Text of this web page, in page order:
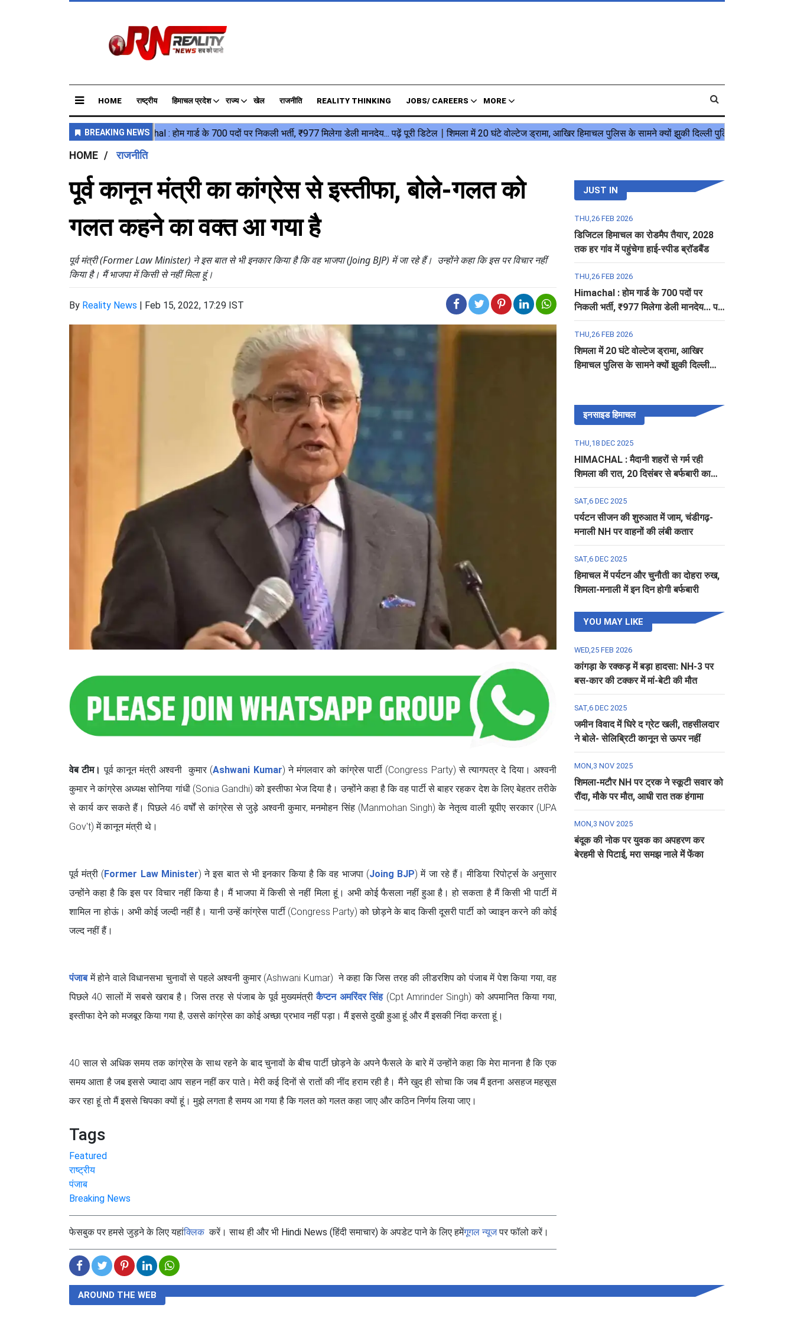
HOME राष्ट्रीय हिमाचल प्रदेश राज्य खेल राजनीति REALITY THINKING JOBS/ CAREERS MORE
HOME राजनीति
पूर्व कानून मंत्री का कांग्रेस से इस्तीफा, बोले-गलत को
गलत कहने का वक्त आ गया है
पूर्व मंत्री (Former Law Minister) ने इस बात से भी इनकार किया है कि वह भाजपा (Joing BJP) में जा रहे हैं। उन्होंने कहा कि इस पर विचार नहीं
किया है। मैं भाजपा में किसी से नहीं मिला हूं।
By Reality News | Feb 15, 2022, 17:29 IST
वेब टीम।पूर्व कानून मंत्री अश्वनी कुमार (Ashwani Kumar) ने मंगलवार को कांग्रेस पार्टी (Congress Party) से त्यागपत्र दे दिया। अश्वनी
कुमार ने कांग्रेस अध्यक्ष सोनिया गांधी (Sonia Gandhi) को इस्तीफा भेज दिया है। उन्होंने कहा है कि वह पार्टी से बाहर रहकर देश के लिए बेहतर तरीके
से कार्य कर सकते हैं। पिछले 46 वर्षों से कांग्रेस से जुड़े अश्वनी कुमार, मनमोहन सिंह (Manmohan Singh) के नेतृत्व वाली यूपीए सरकार (UPA
Gov't) में कानून मंत्री थे।
पूर्व मंत्री ( Former Law Minister) ने इस बात से भी इनकार किया है कि वह भाजपा (Joing BJP) में जा रहे हैं। मीडिया रिपोर्ट्स के अनुसार
उन्होंने कहा है कि इस पर विचार नहीं किया है। मैं भाजपा में किसी से नहीं मिला हूं। अभी कोई फैसला नहीं हुआ है। हो सकता है मैं किसी भी पार्टी में
शामिल ना होऊं। अभी कोई जल्दी नहीं है। यानी उन्हें कांग्रेस पार्टी (Congress Party) को छोड़ने के बाद किसी दूसरी पार्टी को ज्वाइन करने की कोई
जल्द नहीं हैं।
पंजाबमें होने वाले विधानसभा चुनावों से पहले अश्वनी कुमार (Ashwani Kumar) ने कहा कि जिस तरह की लीडरशिप को पंजाब में पेश किया गया, वह
पिछले 40 सालों में सबसे खराब है। जिस तरह से पंजाब के पूर्व मुख्यमंत्रीकैप्टन अमरिंदर सिंह(Cpt Amrinder Singh) को अपमानित किया गया,
इस्तीफा देने को मजबूर किया गया है, उससे कांग्रेस का कोई अच्छा प्रभाव नहीं पड़ा। मैं इससे दुखी हुआ हूं और मैं इसकी निंदा करता हूं।
40 साल से अधिक समय तक कांग्रेस के साथ रहने के बाद चुनावों के बीच पार्टी छोड़ने के अपने फैसले के बारे में उन्होंने कहा कि मेरा मानना है कि एक
समय आता है जब इससे ज्यादा आप सहन नहीं कर पाते। मेरी कई दिनों से रातों की नींद हराम रही है। मैंने खुद ही सोचा कि जब मैं इतना असहज महसूस
कर रहा हूं तो मैं इससे चिपका क्यों हूं। मुझे लगता है समय आ गया है कि गलत को गलत कहा जाए और कठिन निर्णय लिया जाए।
Tags
Featured
राष्ट्रीय
पंजाब
Breaking News
फेसबुक पर हमसे जुड़ने के लिए यहांक्लिककरें। साथ ही और भी Hindi News (हिंदी समाचार) के अपडेट पाने के लिए हमेंगूगल न्यूजपर फॉलो करें।
JUST IN
THU,26 FEB 2026
डिजिटल हिमाचल का रोडमैप तैयार, 2028
तक हर गांव में पहुंचेगा हाई-स्पीड ब्रॉडबैंड
THU,26 FEB 2026
Himachal : होम गार्ड के 700 पदों पर
निकली भर्ती, ₹977 मिलेगा डेली मानदेय... पढ़ें
पूरी डिटेल
THU,26 FEB 2026
शिमला में 20 घंटे वोल्टेज ड्रामा, आखिर
हिमाचल पुलिस के सामने क्यों झुकी दिल्ली
इनसाइड हिमाचल
THU,18 DEC 2025
HIMACHAL : मैदानी शहरों से गर्म रही
शिमला की रात, 20 दिसंबर से बर्फबारी का
अलर्ट
SAT,6 DEC 2025
पर्यटन सीजन की शुरुआत में जाम, चंडीगढ़-
मनाली NH पर वाहनों की लंबी कतार
SAT,6 DEC 2025
हिमाचल में पर्यटन और चुनौती का दोहरा रुख,
शिमला-मनाली में इन दिन होगी बर्फबारी
YOU MAY LIKE
WED,25 FEB 2026
कांगड़ा के रक्कड़ में बड़ा हादसा: NH-3 पर
बस-कार की टक्कर में मां-बेटी की मौत
SAT,6 DEC 2025
जमीन विवाद में घिरे द ग्रेट खली, तहसीलदार
ने बोले- सेलिब्रिटी कानून से ऊपर नहीं
MON,3 NOV 2025
शिमला-मटौर NH पर ट्रक ने स्कूटी सवार को
रौंदा, मौके पर मौत, आधी रात तक हंगामा
MON,3 NOV 2025
बंदूक की नोक पर युवक का अपहरण कर
बेरहमी से पिटाई, मरा समझ नाले में फेंका
AROUND THE WEB